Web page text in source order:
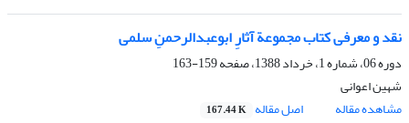
نقد و معرفی کتاب مجموعة آثارِ ابوعبدالرحمنِ سلمی
دوره 06، شماره 1، خرداد 1388، صفحه
159-163
شهین اعوانی
مشاهده مقاله
اصل مقاله 167.44 K